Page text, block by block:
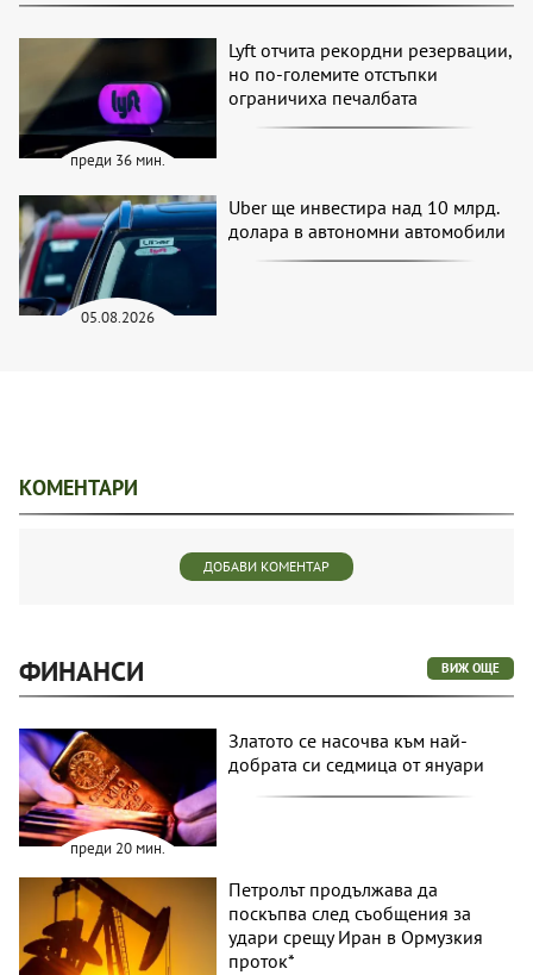
преди 36 мин.
Lyft отчита рекордни резервации,
но по-големите отстъпки
ограничиха печалбата
05.08.2026
Uber ще инвестира над 10 млрд.
долара в автономни автомобили
КОМЕНТАРИ
ДОБАВИ КОМЕНТАР
ФИНАНСИ ВИЖ ОЩЕ
преди 20 мин.
Златото се насочва към най-
добрата си седмица от януари
Петролът продължава да
поскъпва след съобщения за
удари срещу Иран в Ормузкия
проток*